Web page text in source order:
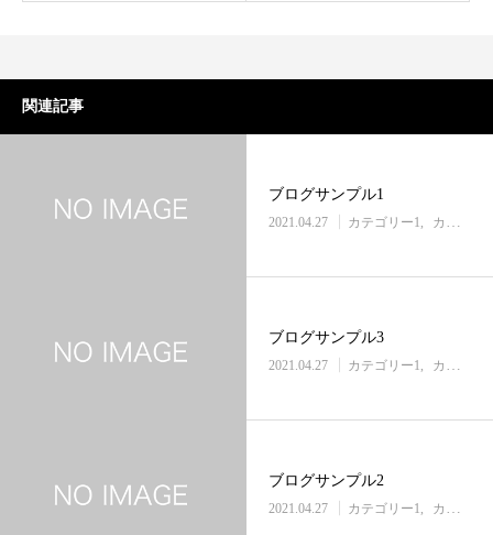
関連記事
ブログサンプル1
2021.04.27 カテゴリー1 カテゴリー2
ブログサンプル3
2021.04.27 カテゴリー1 カテゴリー2
ブログサンプル2
2021.04.27 カテゴリー1 カテゴリー2